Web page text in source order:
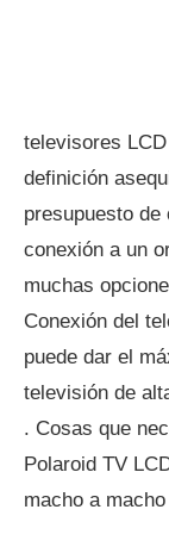
televisores
definición
presupuesto
conexión a un
muchas
Conexión del
puede dar el
televisión de
. Cosas que
Polaroid TV
macho a